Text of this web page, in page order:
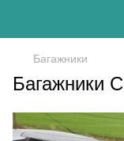
Багажники
Багажники